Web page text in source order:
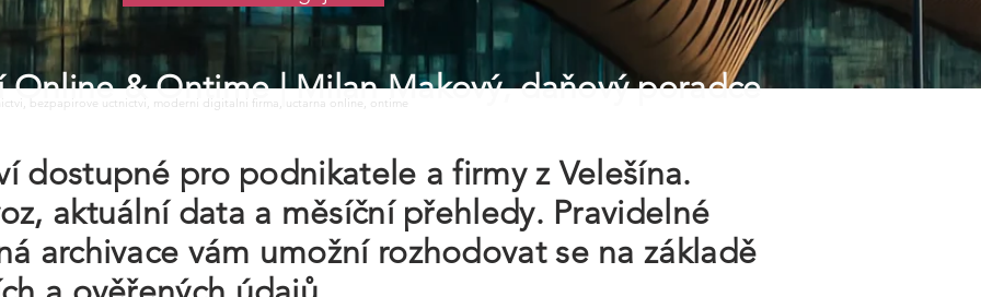
Online & Ontime| Milan Makový, daňový poradce
bezpapirove uctnictvi, moderni digitalni firma, uctarna online, ontime
dostupné pro podnikatele a firmy z Velešína.
aktuální data a měsíční přehledy. Pravidelné
archivace vám umožní rozhodovat se na základě